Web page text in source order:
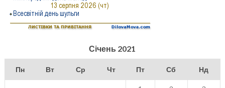
Січень 2021
Пн Вт Ср Чт Пт Сб Нд